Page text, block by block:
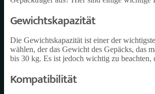
Gewichtskapazität
Die Gewichtskapazität ist einer der
wählen, der das Gewicht des Gepäcks, das
bis 30 kg. Es ist jedoch wichtig zu beachten,
Kompatibilität